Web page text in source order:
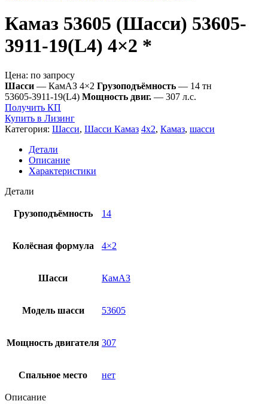
Камаз 53605 (Шасси) 53605-
3911-19(L4) 4×2 *
Цена: по запросу
Шасси — КамАЗ 4×2 Грузоподъёмность — 14 тн
53605-3911-19(L4) Мощность двиг. — 307 л.с.
Получить КП
Купить в Лизинг
Категория: Шасси, Шасси Камаз 4x2, Камаз, шасси
Детали
Описание
Характеристики
Детали
Грузоподъёмность 14
Колёсная формула 4×2
Шасси КамАЗ
Модель шасси 53605
Мощность двигателя 307
Спальное место нет
Описание